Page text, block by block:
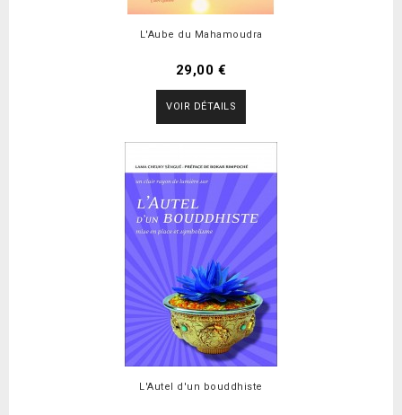
L'Aube du Mahamoudra
29,00 €
VOIR DÉTAILS
L'Autel d'un bouddhiste